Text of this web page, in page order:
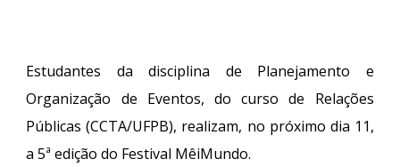
Estudantes da disciplina de Planejamento e
Organização de Eventos, do curso de Relações
Públicas (CCTA/UFPB), realizam, no próximo dia 11,
a 5ª edição do Festival MêiMundo.